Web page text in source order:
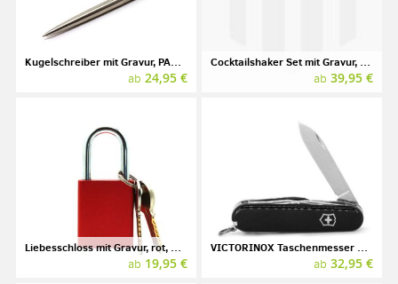
Kugelschreiber mit Gravur, PARKER JOTTER
ab 24,95 €
Cocktailshaker Set mit Gravur, Edelstahl
ab 39,95 €
Liebesschloss mit Gravur, rot, Aluminium
ab 19,95 €
VICTORINOX Taschenmesser mit Gravur, SPARTAN, schwarz
ab 32,95 €